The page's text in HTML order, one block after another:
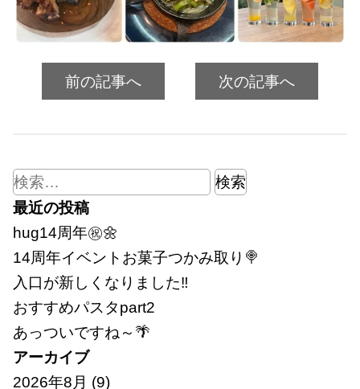
前の記事へ 次の記事へ
検
索:
最近の投稿
hug14周年㊗🌼
14周年イベントお菓子つかみ取り🍭
入口が新しくなりました‼
おすすめパスタpart2
あっついですね～🌴
アーカイブ
2026年8月 (9)